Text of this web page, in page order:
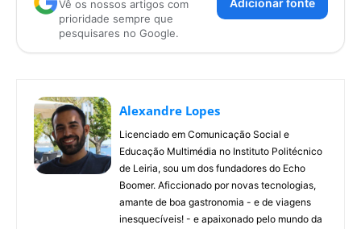
Vê os nossos artigos com
prioridade sempre que
pesquisares no Google.
Alexandre Lopes
Licenciado em Comunicação Social e
Educação Multimédia no Instituto Politécnico
de Leiria, sou um dos fundadores do Echo
Boomer. Aficcionado por novas tecnologias,
amante de boa gastronomia - e de viagens
inesquecíveis! - e apaixonado pelo mundo da